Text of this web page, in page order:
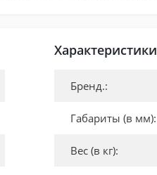
Характеристики
Бренд.:
Габариты (в мм):
Вес (в кг):